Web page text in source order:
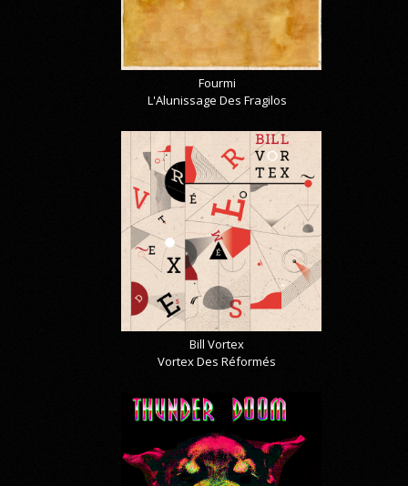
Fourmi
L'Alunissage Des Fragilos
Bill Vortex
Vortex Des Réformés